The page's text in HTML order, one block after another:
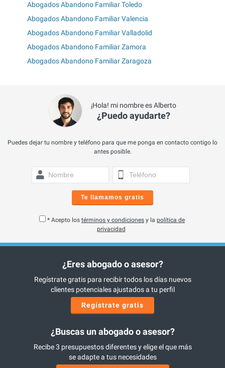
Abogados Abandono Familiar Toledo
Abogados Abandono Familiar Valencia
Abogados Abandono Familiar Valladolid
Abogados Abandono Familiar Zamora
Abogados Abandono Familiar Zaragoza
¡Hola! mi nombre es Alberto
¿Puedo ayudarte?
Puedes dejar tu nombre y teléfono para que me ponga en contacto contigo lo
antes posible.
Te llamamos gratis
* Acepto los términos y condiciones y la política de
privacidad
¿Eres abogado o asesor?
Regístrate gratis para recibir todos los días nuevos
clientes potenciales ajustados a tu perfil
Regístrate gratis
¿Buscas un abogado o asesor?
Recibe 3 presupuestos diferentes y elige el que más
se adapte a tus necesidades